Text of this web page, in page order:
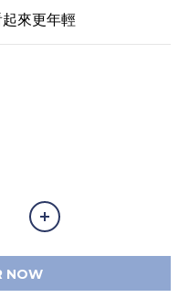
來更年輕
NOW